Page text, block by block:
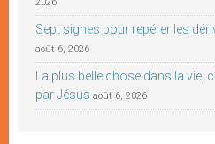
Sept signes pour repérer les
août 6, 2026
La plus belle chose dans la vie,
par Jésus août 6, 2026